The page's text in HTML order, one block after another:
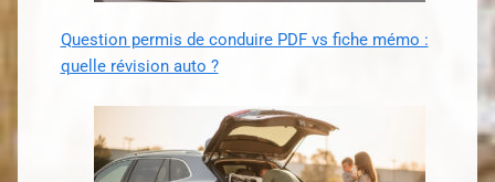
Question permis de conduire PDF vs fiche mémo :
quelle révision auto ?